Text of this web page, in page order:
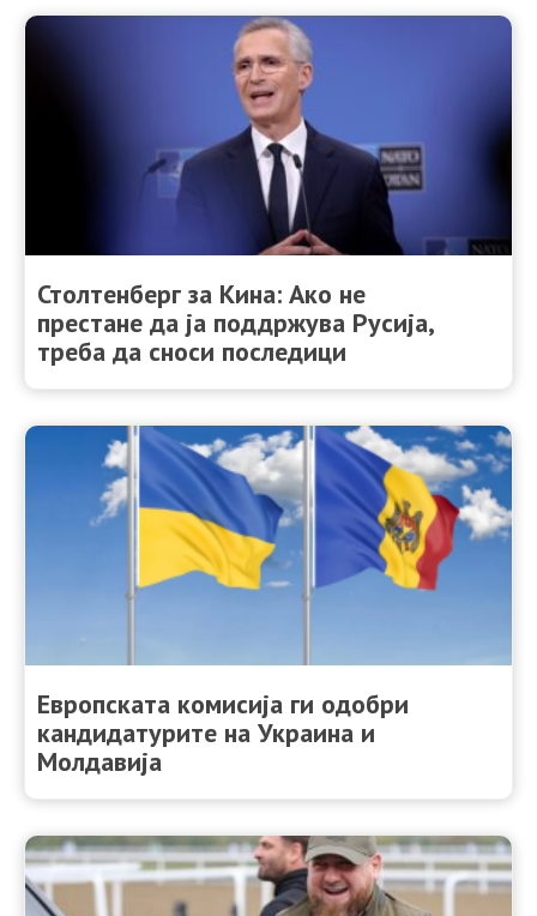
Столтенберг за Кина: Ако не
престане да ја поддржува Русија,
треба да сноси последици
Европската комисија ги одобри
кандидатурите на Украина и
Молдавија